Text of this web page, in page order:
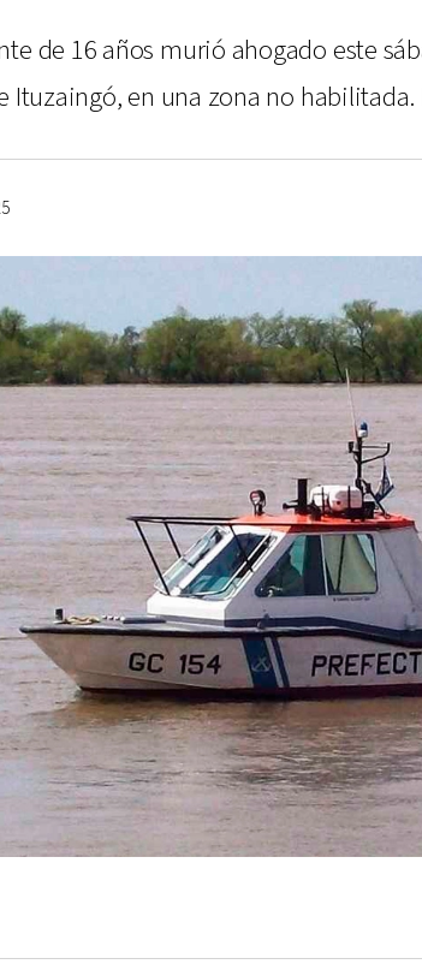
de 16 años murió ahogado este
Ituzaingó, en una zona no